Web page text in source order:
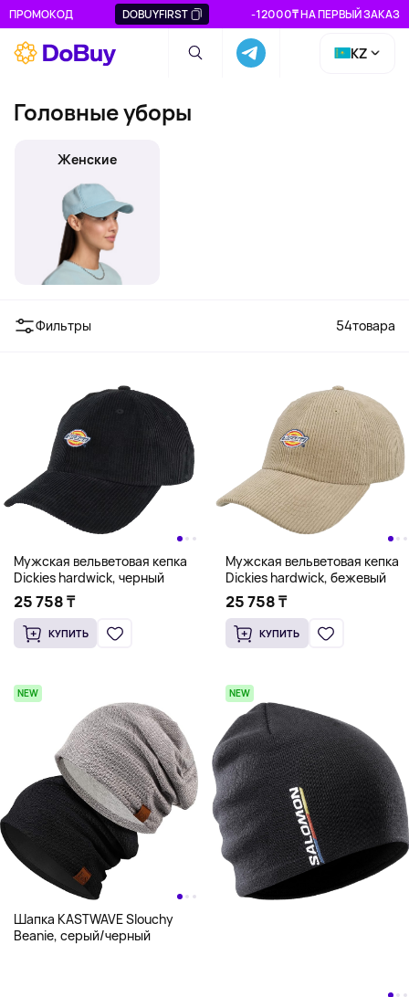
ПРОМОКОД DOBUYFIRST -12000₸ НА ПЕРВЫЙ ЗАКАЗ
KZ
Головные уборы
Женские
Фильтры 54товара
Мужская вельветовая кепка
Dickies hardwick, черный
25 758 ₸
КУПИТЬ
Мужская вельветовая кепка
Dickies hardwick, бежевый
25 758 ₸
КУПИТЬ
NEW
Шапка KASTWAVE Slouchy
Beanie, серый/черный
NEW